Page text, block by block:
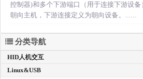
控制器)和多个下游端口（用于连接下游设
朝向主机，下游连接定义为朝向设备。......
分类导航
HID人机交互
Linux&USB